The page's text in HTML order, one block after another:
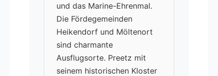
und das Marine-Ehrenmal.
Die Fördegemeinden
Heikendorf und Möltenort
sind charmante
Ausflugsorte. Preetz mit
seinem historischen Kloster